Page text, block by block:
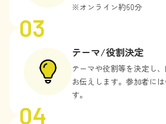
※オンライン約60分
03
テーマ/役割決定
テーマや役割等を決定し
お伝えします。参加者に
す。
04